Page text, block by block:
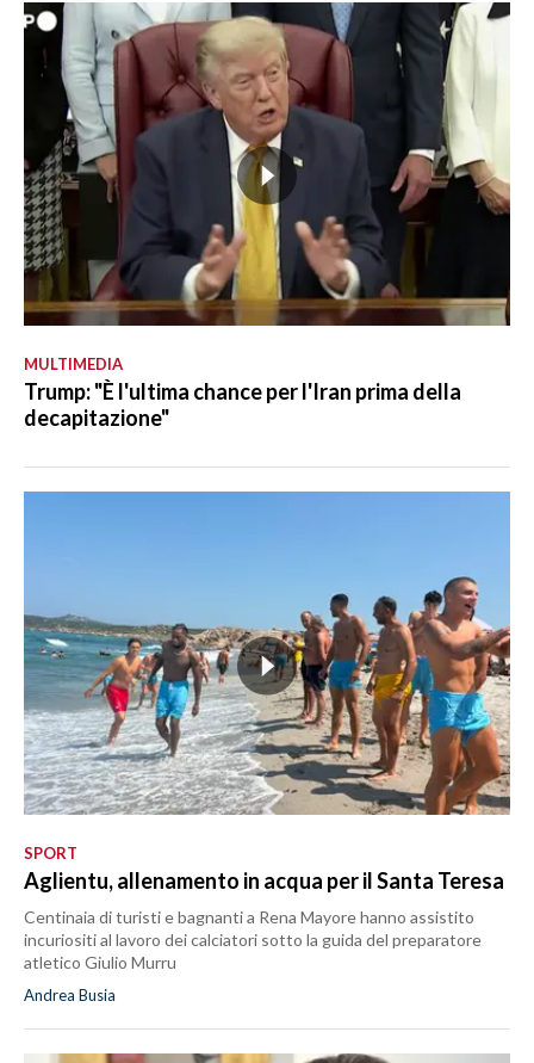
MULTIMEDIA
Trump: "È l'ultima chance per l'Iran prima della
decapitazione"
SPORT
Aglientu, allenamento in acqua per il Santa Teresa
Centinaia di turisti e bagnanti a Rena Mayore hanno assistito
incuriositi al lavoro dei calciatori sotto la guida del preparatore
atletico Giulio Murru
Andrea Busia